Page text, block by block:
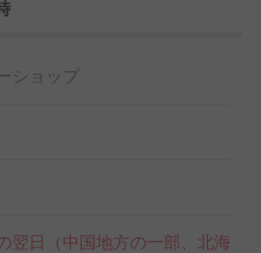
ショップ
翌日（中国地方の一部、北海